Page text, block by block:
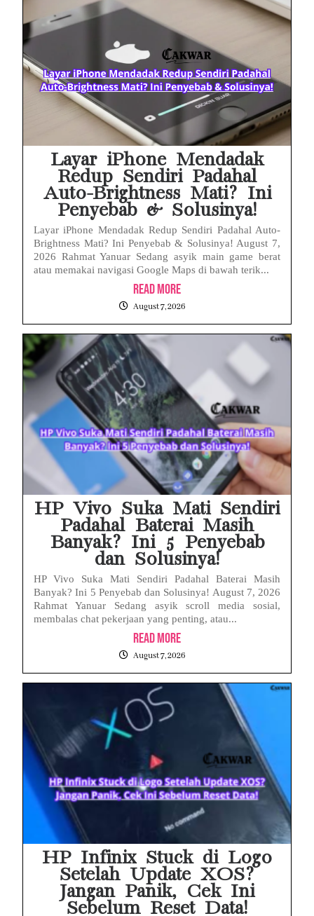
MAKI Soroti Penahanan Eks Jampidsus Febrie Adriansyah Tanpa Rompi Pink
Babak Baru Kasus Febrie Adriansyah, Rencana Praperadilan Penyitaan Emas dan Uang Tunai Jadi Sorotan
Baterai Apple Watch Cepat Boros? Ini Penyebab dan Cara Mengatasinya
HP Huawei Cepat Panas? Ini Penyebab Utama dan Cara Mengatasinya
Layar iPhone Mendadak
Redup Sendiri Padahal
Auto-Brightness Mati? Ini
Penyebab & Solusinya!
Layar iPhone Mendadak Redup Sendiri Padahal Auto-
Brightness Mati? Ini Penyebab & Solusinya! August 7,
2026 Rahmat Yanuar Sedang asyik main game berat
atau memakai navigasi Google Maps di bawah terik...
Read More
August 7, 2026
HP Vivo Suka Mati Sendiri
Padahal Baterai Masih
Banyak? Ini 5 Penyebab
dan Solusinya!
HP Vivo Suka Mati Sendiri Padahal Baterai Masih
Banyak? Ini 5 Penyebab dan Solusinya! August 7, 2026
Rahmat Yanuar Sedang asyik scroll media sosial,
membalas chat pekerjaan yang penting, atau...
Read More
August 7, 2026
HP Infinix Stuck di Logo
Setelah Update XOS?
Jangan Panik, Cek Ini
Sebelum Reset Data!